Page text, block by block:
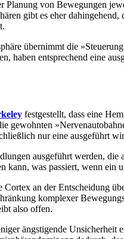
Planung von Bewegungen
gibt es eher
übernimmt die
haben entsprechend eine
festgestellt, dass eine
gewohnten
nur eine ausgeführt
ausgeführt werden,
kann, was passiert, wenn
an der Entscheidung
komplexer
also offen.
ängstigende